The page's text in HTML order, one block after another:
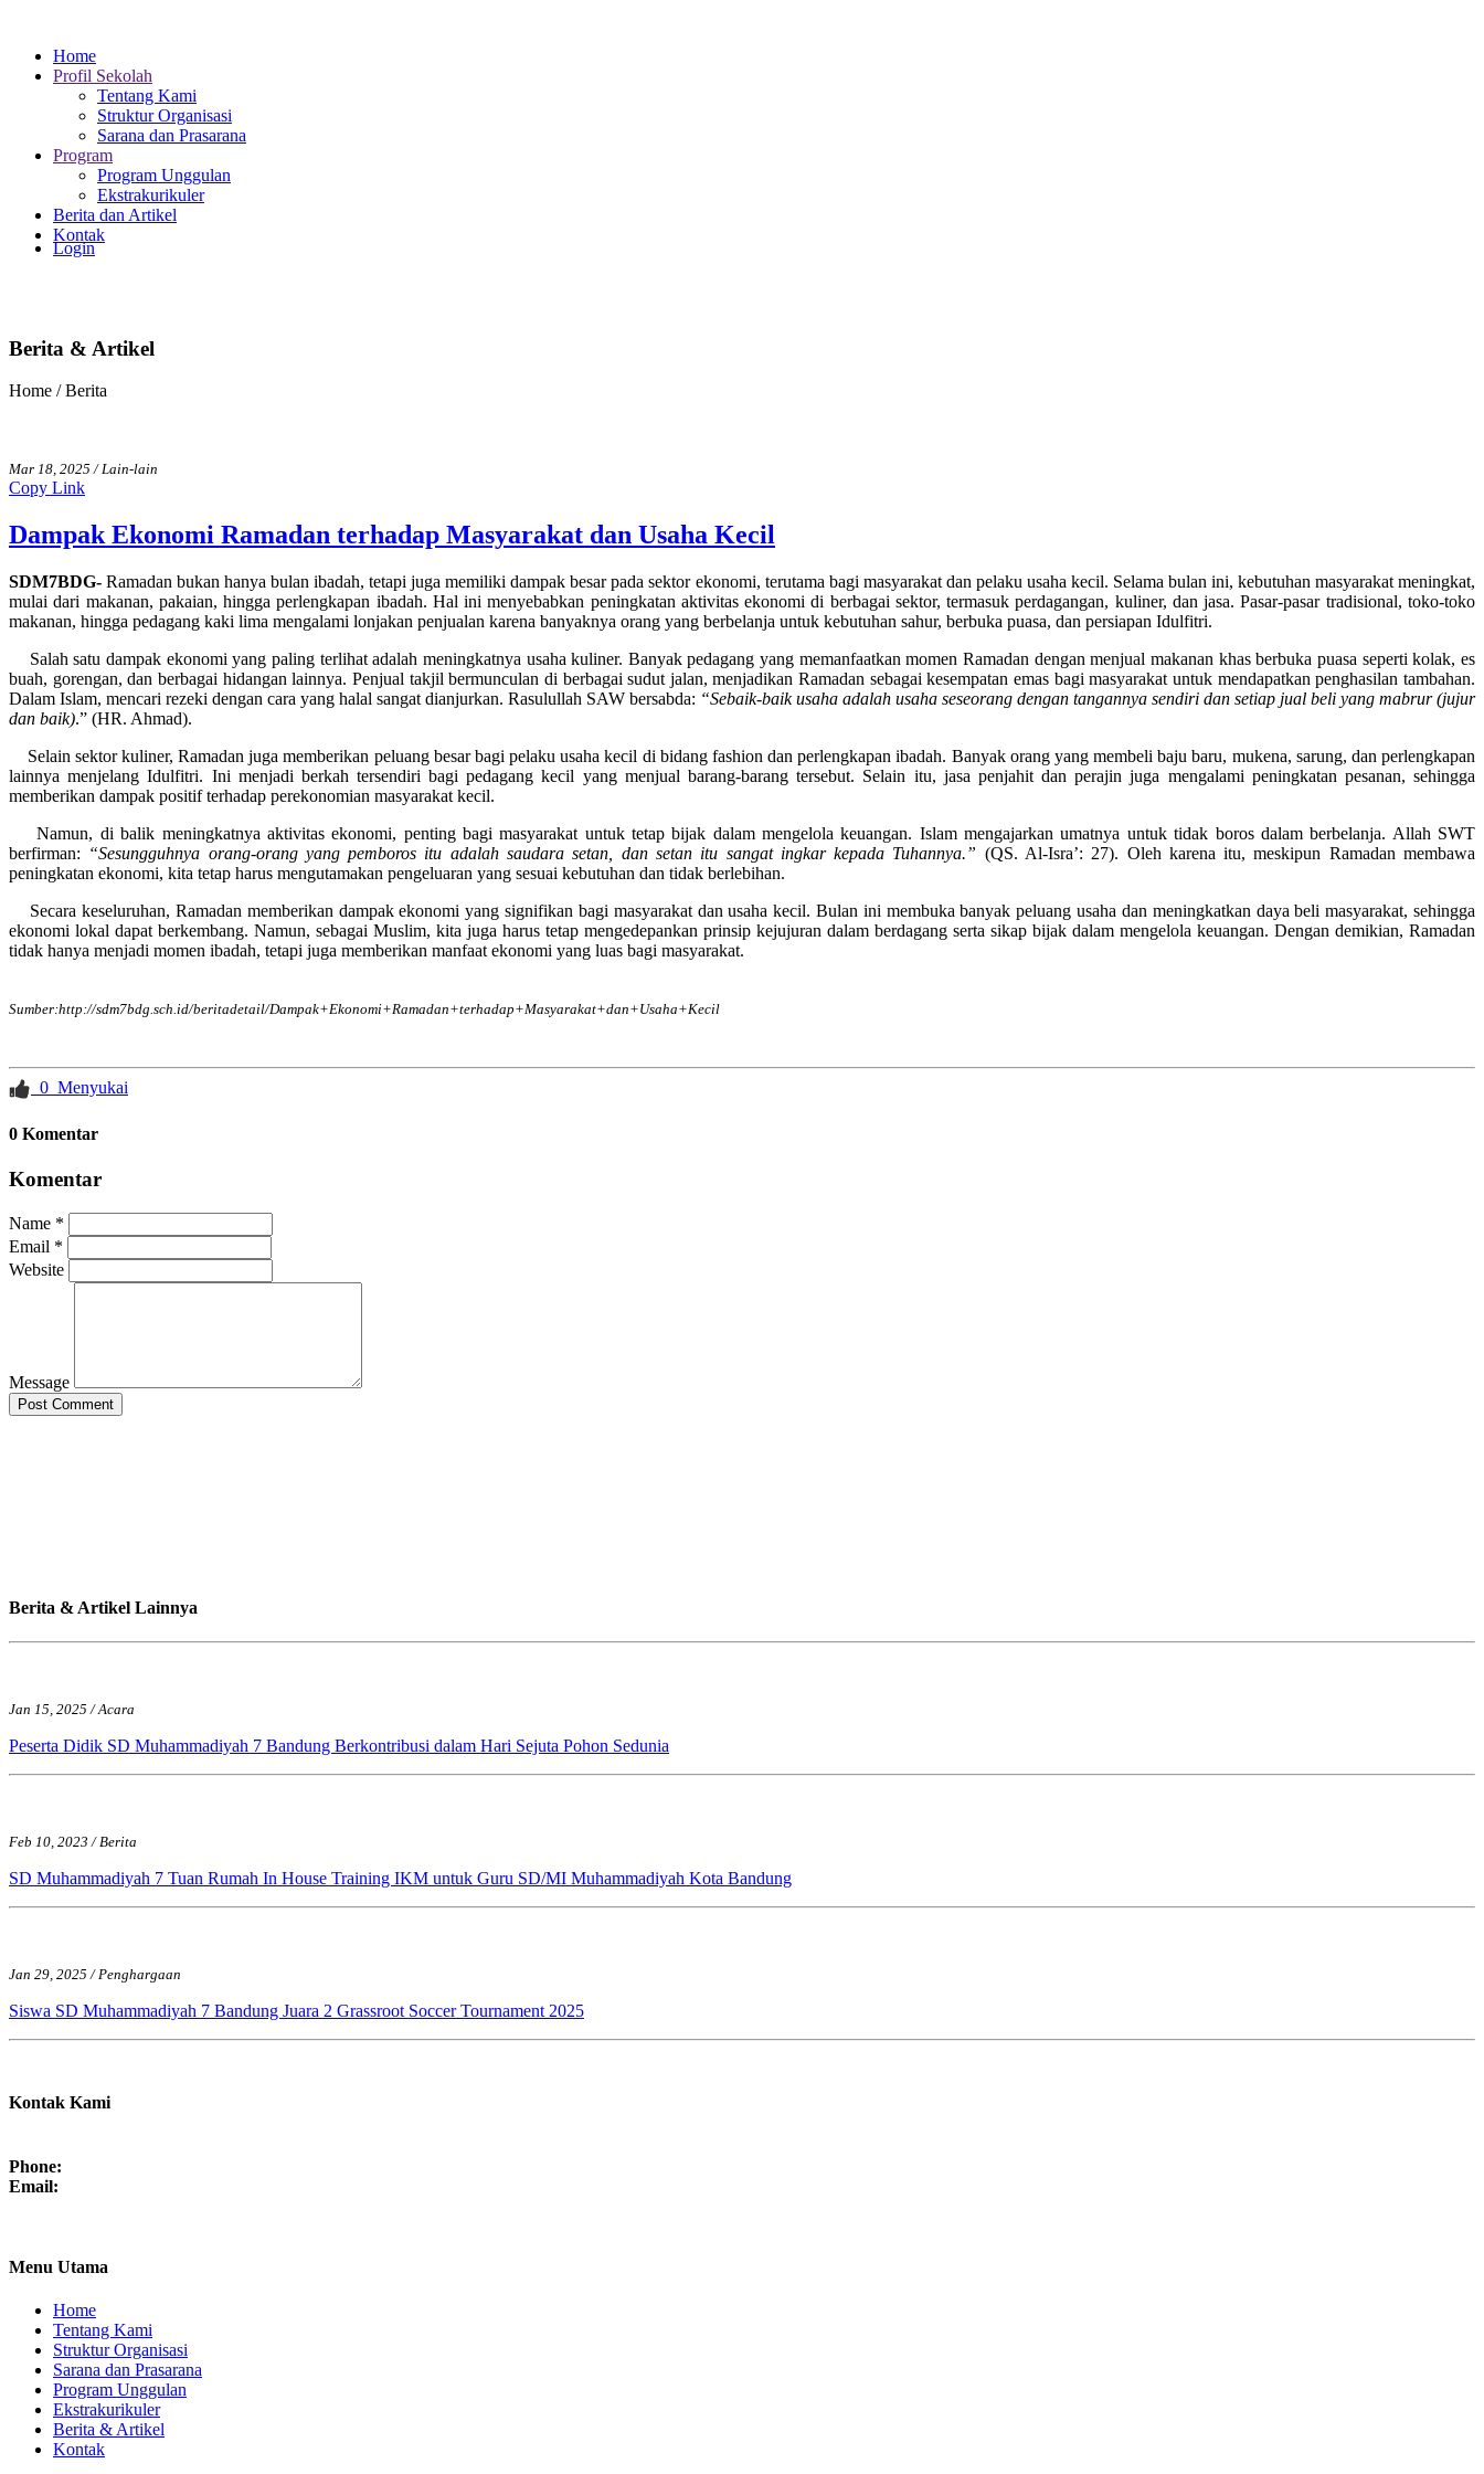
Home
Profil Sekolah
Tentang Kami
Struktur Organisasi
Sarana dan Prasarana
Program
Program Unggulan
Ekstrakurikuler
Berita dan Artikel
Kontak
Login
Berita & Artikel
Home / Berita
Mar 18, 2025 / Lain-lain
Copy Link
Dampak Ekonomi Ramadan terhadap Masyarakat dan Usaha Kecil
SDM7BDG-Ramadan bukan hanya bulan ibadah, tetapi juga memiliki dampak besar pada sektor ekonomi, terutama bagi masyarakat dan pelaku usaha kecil. Selama bulan ini, kebutuhan masyarakat meningkat,
mulai dari makanan, pakaian, hingga perlengkapan ibadah. Hal ini menyebabkan peningkatan aktivitas ekonomi di berbagai sektor, termasuk perdagangan, kuliner, dan jasa. Pasar-pasar tradisional, toko-toko
makanan, hingga pedagang kaki lima mengalami lonjakan penjualan karena banyaknya orang yang berbelanja untuk kebutuhan sahur, berbuka puasa, dan persiapan Idulfitri.
Salah satu dampak ekonomi yang paling terlihat adalah meningkatnya usaha kuliner. Banyak pedagang yang memanfaatkan momen Ramadan dengan menjual makanan khas berbuka puasa seperti kolak, es
buah, gorengan, dan berbagai hidangan lainnya. Penjual takjil bermunculan di berbagai sudut jalan, menjadikan Ramadan sebagai kesempatan emas bagi masyarakat untuk mendapatkan penghasilan tambahan.
Dalam Islam, mencari rezeki dengan cara yang halal sangat dianjurkan. Rasulullah SAW bersabda: “Sebaik-baik usaha adalah usaha seseorang dengan tangannya sendiri dan setiap jual beli yang mabrur (jujur
dan baik).” (HR. Ahmad).
Selain sektor kuliner, Ramadan juga memberikan peluang besar bagi pelaku usaha kecil di bidang fashion dan perlengkapan ibadah. Banyak orang yang membeli baju baru, mukena, sarung, dan perlengkapan
lainnya menjelang Idulfitri. Ini menjadi berkah tersendiri bagi pedagang kecil yang menjual barang-barang tersebut. Selain itu, jasa penjahit dan perajin juga mengalami peningkatan pesanan, sehingga
memberikan dampak positif terhadap perekonomian masyarakat kecil.
Namun, di balik meningkatnya aktivitas ekonomi, penting bagi masyarakat untuk tetap bijak dalam mengelola keuangan. Islam mengajarkan umatnya untuk tidak boros dalam berbelanja. Allah SWT
berfirman: “Sesungguhnya orang-orang yang pemboros itu adalah saudara setan, dan setan itu sangat ingkar kepada Tuhannya.” (QS. Al-Isra’: 27). Oleh karena itu, meskipun Ramadan membawa
peningkatan ekonomi, kita tetap harus mengutamakan pengeluaran yang sesuai kebutuhan dan tidak berlebihan.
Secara keseluruhan, Ramadan memberikan dampak ekonomi yang signifikan bagi masyarakat dan usaha kecil. Bulan ini membuka banyak peluang usaha dan meningkatkan daya beli masyarakat, sehingga
ekonomi lokal dapat berkembang. Namun, sebagai Muslim, kita juga harus tetap mengedepankan prinsip kejujuran dalam berdagang serta sikap bijak dalam mengelola keuangan. Dengan demikian, Ramadan
tidak hanya menjadi momen ibadah, tetapi juga memberikan manfaat ekonomi yang luas bagi masyarakat.
Sumber:http://sdm7bdg.sch.id/beritadetail/Dampak+Ekonomi+Ramadan+terhadap+Masyarakat+dan+Usaha+Kecil
0 Menyukai
0 Komentar
Komentar
Name *
Email *
Website
Message
Berita & Artikel Lainnya
Jan 15, 2025 / Acara
Peserta Didik SD Muhammadiyah 7 Bandung Berkontribusi dalam Hari Sejuta Pohon Sedunia
Feb 10, 2023 / Berita
SD Muhammadiyah 7 Tuan Rumah In House Training IKM untuk Guru SD/MI Muhammadiyah Kota Bandung
Jan 29, 2025 / Penghargaan
Siswa SD Muhammadiyah 7 Bandung Juara 2 Grassroot Soccer Tournament 2025
Kontak Kami
Phone:
Email:
Menu Utama
Home
Tentang Kami
Struktur Organisasi
Sarana dan Prasarana
Program Unggulan
Ekstrakurikuler
Berita & Artikel
Kontak